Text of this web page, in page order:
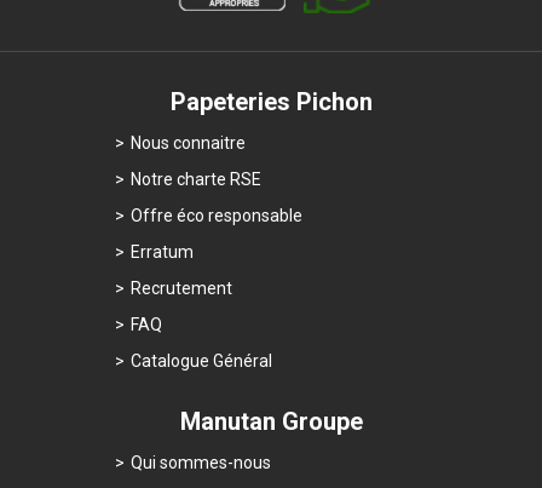
Papeteries Pichon
Nous connaitre
Notre charte RSE
Offre éco responsable
Erratum
Recrutement
FAQ
Catalogue Général
Manutan Groupe
Qui sommes-nous